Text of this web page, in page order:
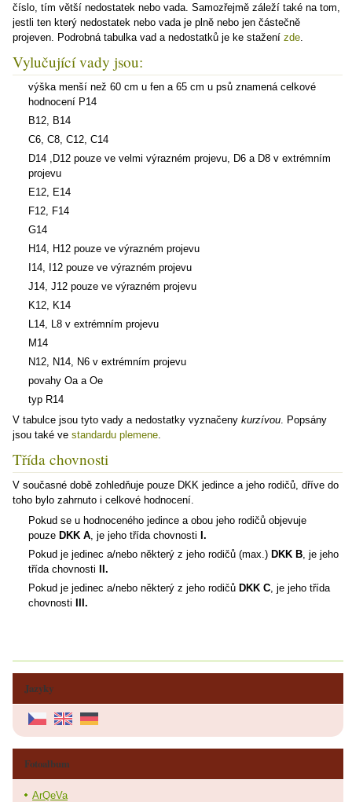
číslo, tím větší nedostatek nebo vada. Samozřejmě záleží také na tom,
jestli ten který nedostatek nebo vada je plně nebo jen částečně
projeven. Podrobná tabulka vad a nedostatků je ke stažení zde
Vylučující vady jsou:
výška menší než 60 cm u fen a 65 cm u psů znamená celkové
hodnocení P14
B12, B14
C6, C8, C12, C14
D14 ,D12 pouze ve velmi výrazném projevu, D6 a D8 v extrémním
projevu
E12, E14
F12, F14
G14
H14, H12 pouze ve výrazném projevu
I14, I12 pouze ve výrazném projevu
J14, J12 pouze ve výrazném projevu
K12, K14
L14, L8 v extrémním projevu
M14
N12, N14, N6 v extrémním projevu
povahy Oa a Oe
typ R14
V tabulce jsou tyto vady a nedostatky vyznačeny kurzívou . Popsány
jsou také ve standardu plemene
Třída chovnosti
V současné době zohledňuje pouze DKK jedince a jeho rodičů, dříve do
toho bylo zahrnuto i celkové hodnocení.
Pokud se u hodnoceného jedince a obou jeho rodičů objevuje
pouze DKK A , je jeho třída chovnosti I.
Pokud je jedinec a/nebo některý z jeho rodičů (max.) DKK B , je jeho
třída chovnosti II.
Pokud je jedinec a/nebo některý z jeho rodičů DKK C , je jeho třída
chovnosti III.
Jazyky
Fotoalbum
ArQeVa